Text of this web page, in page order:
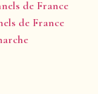
de France
de France